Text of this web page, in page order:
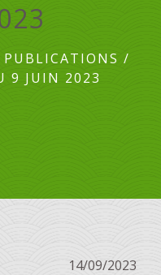
PUBLICATIONS /
9 JUIN 2023
14/09/2023